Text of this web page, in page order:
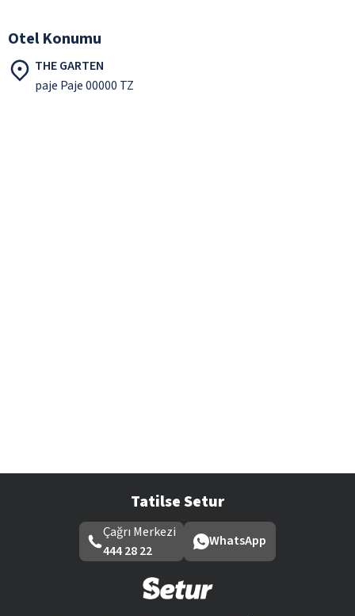
Otel Konumu
THE GARTEN
paje Paje 00000 TZ
Tatilse Setur
Çağrı Merkezi
444 28 22
WhatsApp